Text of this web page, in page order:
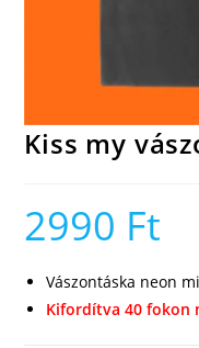
Kiss my
2990 Ft
Vászontáska neon
Kifordítva 40 fokon